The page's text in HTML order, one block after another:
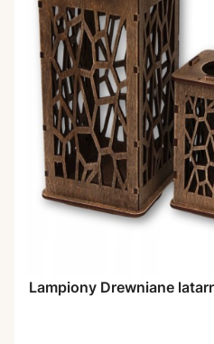
Lampiony Drewniane